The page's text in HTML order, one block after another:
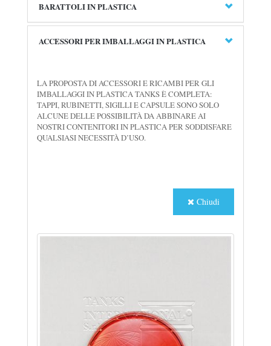
BARATTOLI IN PLASTICA
ACCESSORI PER IMBALLAGGI IN PLASTICA
LA PROPOSTA DI ACCESSORI E RICAMBI PER GLI
IMBALLAGGI IN PLASTICA TANKS È COMPLETA:
TAPPI, RUBINETTI, SIGILLI E CAPSULE SONO SOLO
ALCUNE DELLE POSSIBILITÀ DA ABBINARE AI
NOSTRI CONTENITORI IN PLASTICA PER SODDISFARE
QUALSIASI NECESSITÀ D’USO.
Chiudi